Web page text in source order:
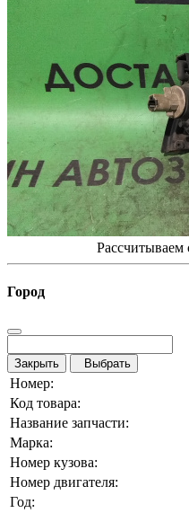
Рассчитываем
Город
Закрыть Выбрать
Номер:
Код товара:
Название запчасти:
Марка:
Номер кузова:
Номер двигателя:
Год: